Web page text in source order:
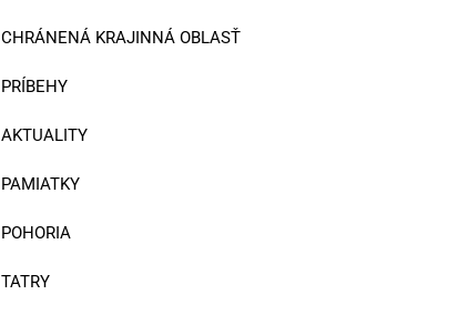
CHRÁNENÁ KRAJINNÁ OBLASŤ
PRÍBEHY
AKTUALITY
PAMIATKY
POHORIA
TATRY